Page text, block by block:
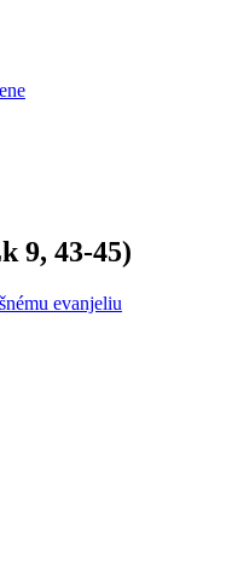
9, 43-45)
evanjeliu